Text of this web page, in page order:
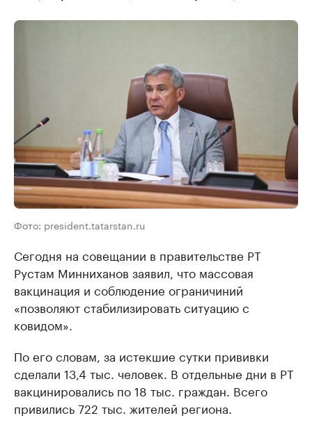
Фото: president.tatarstan.ru
Сегодня на совещании в правительстве РТ
Рустам Минниханов заявил, что массовая
вакцинация и соблюдение ограничиний
«позволяют стабилизировать ситуацию с
ковидом».
По его словам, за истекшие сутки прививки
сделали 13,4 тыс. человек. В отдельные дни в РТ
вакцинировались по 18 тыс. граждан. Всего
привились 722 тыс. жителей региона.